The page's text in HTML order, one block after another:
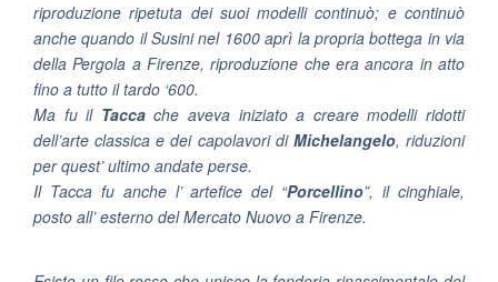
riproduzione ripetuta dei suoi modelli continuò; e continuò
anche quando il Susini nel 1600 aprì la propria bottega in via
della Pergola a Firenze, riproduzione che era ancora in atto
fino a tutto il tardo ‘600.
Ma fu il Taccache aveva iniziato a creare modelli ridotti
dell’arte classica e dei capolavori di Michelangelo, riduzioni
per quest’ ultimo andate perse.
Il Tacca fu anche l’ artefice del “Porcellino”, il cinghiale,
posto all’ esterno del Mercato Nuovo a Firenze.